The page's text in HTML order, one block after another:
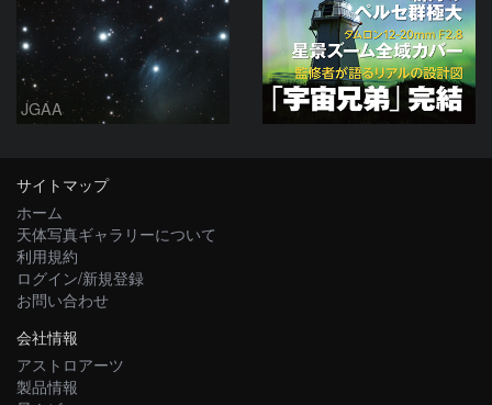
JGAA
サイトマップ
ホーム
天体写真ギャラリーについて
利用規約
ログイン/新規登録
お問い合わせ
会社情報
アストロアーツ
製品情報